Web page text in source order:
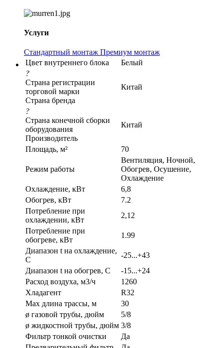
Услуги
Стандартный монтаж Премиум монтаж
Цвет внутреннего блока
Белый
?
Страна регистрации
торговой марки
Страна бренда
Китай
?
Страна конечной сборки
оборудования
Производитель
Китай
Площадь, м² 70
Режим работы
Вентиляция, Ночной,
Обогрев, Осушение,
Охлаждение
Охлаждение, кВт
6,8
Обогрев, кВт
7.2
Потребление при
охлаждении, кВт
2,12
Потребление при
обогреве, кВт
1.99
Диапазон t на охлаждение,
С
-25...+43
Диапазон t на обогрев, С
-15...+24
Расход воздуха, м3/ч
1260
Хладагент
R32
Max длина трассы, м
30
ø газовой трубы, дюйм
5/8
ø жидкостной трубы, дюйм 3/8
Фильтр тонкой очистки
Да